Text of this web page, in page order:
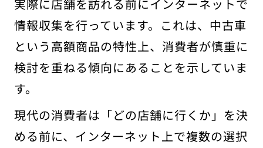
実際に店舗を訪れる前にインターネットで
情報収集を行っています。これは、中古車
という高額商品の特性上、消費者が慎重に
検討を重ねる傾向にあることを示していま
す。
現代の消費者は「どの店舗に行くか」を決
める前に、インターネット上で複数の選択